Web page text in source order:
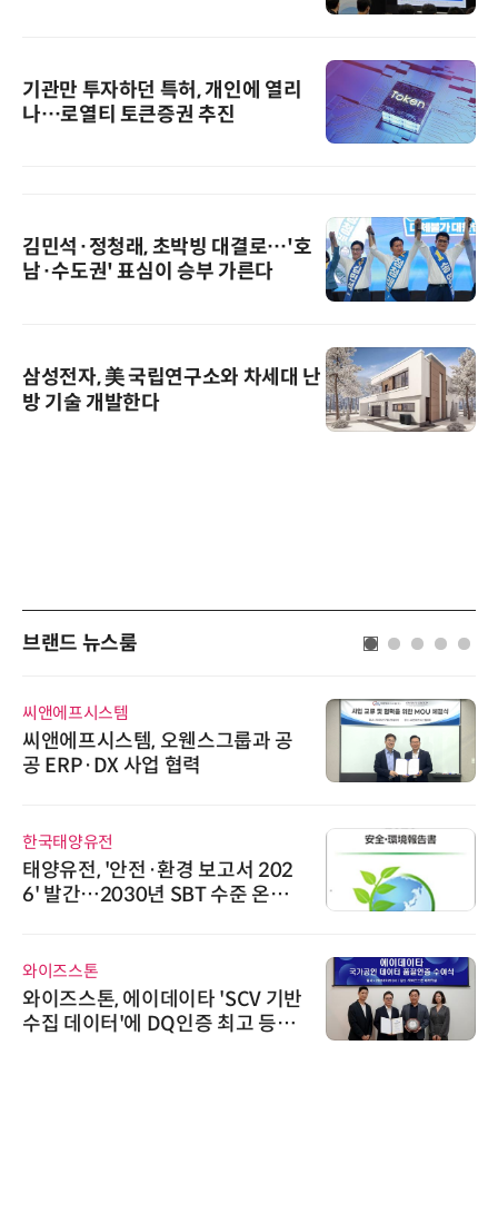
기관만 투자하던 특허, 개인에 열리
나…로열티 토큰증권 추진
김민석·정청래, 초박빙 대결로…'호
남·수도권' 표심이 승부 가른다
삼성전자, 美 국립연구소와 차세대 난
방 기술 개발한다
브랜드 뉴스룸
씨앤에프시스템
씨앤에프시스템, 오웬스그룹과 공
공 ERP·DX 사업 협력
한국태양유전
태양유전, '안전·환경 보고서 202
6' 발간…2030년 SBT 수준 온실
와이즈스톤
와이즈스톤, 에이데이타 'SCV 기반
수집 데이터'에 DQ인증 최고 등급